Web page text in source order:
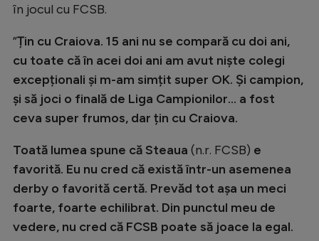
Tenis
Handbal
Formula 1
Gimnastică
Auto
Rugby
Ciclism
Alte sporturi
în jocul cu FCSB.
”Țin cu Craiova. 15 ani nu se compară cu doi ani,
cu toate că în acei doi ani am avut niște colegi
excepționali și m-am simțit super OK. Și campion,
și să joci o finală de Liga Campionilor... a fost
ceva super frumos, dar țin cu Craiova.
Toată lumea spune că Steaua (n.r. FCSB) e
favorită. Eu nu cred că există într-un asemenea
derby o favorită certă. Prevăd tot așa un meci
foarte, foarte echilibrat. Din punctul meu de
vedere, nu cred că FCSB poate să joace la egal.